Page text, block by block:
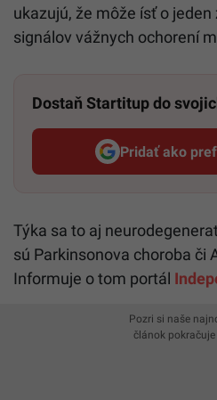
ukazujú, že môže ísť o
signálov vážnych ochorení
Dostaň Startitup do
Pridať ako
Týka sa to aj
sú Parkinsonova choroba či
Informuje o tom portál
Pozri si naše
článok pokračuje